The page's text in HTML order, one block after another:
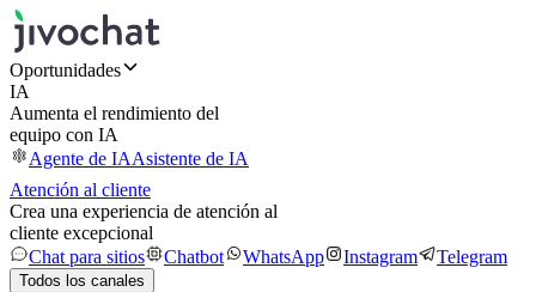
Oportunidades
IA
Aumenta el rendimiento del
equipo con IA
Agente de IAAsistente de IA
Atención al cliente
Crea una experiencia de atención al
cliente excepcional
Chat para sitios
Chatbot WhatsApp Instagram Telegram
Todos los canales